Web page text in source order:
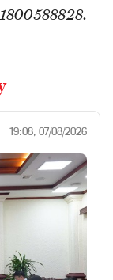
19:08, 07/08/2026